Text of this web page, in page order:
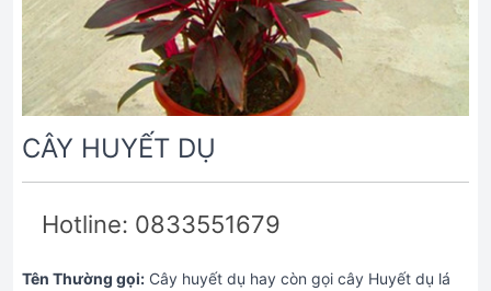
CÂY HUYẾT DỤ
Hotline: 0833551679
Tên Thường gọi: Cây huyết dụ hay còn gọi cây Huyết dụ lá